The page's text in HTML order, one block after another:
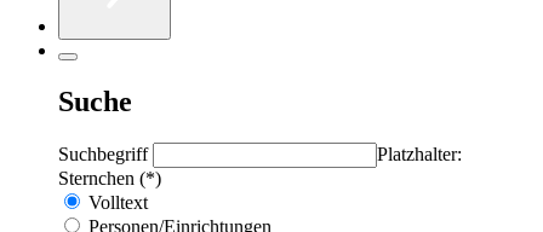
Suche
Suchbegriff
Platzhalter:
Sternchen (*)
Volltext
Personen/Einrichtungen